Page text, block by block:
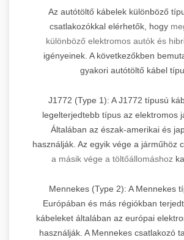
Az autótöltő kábelek különböző
csatlakozókkal elérhetők, hogy
különböző elektromos autók és
igényeinek. A következőkben
gyakori autótöltő kábel
J1772 (Type 1): A J1772 típusú
legelterjedtebb típus az elektromos
Általában az észak-amerikai és
használják. Az egyik vége a járműhöz
a másik vége a töltőállomáshoz
Mennekes (Type 2): A Mennekes
Európában és más régiókban
kábeleket általában az európai
használják. A Mennekes csatlakozó